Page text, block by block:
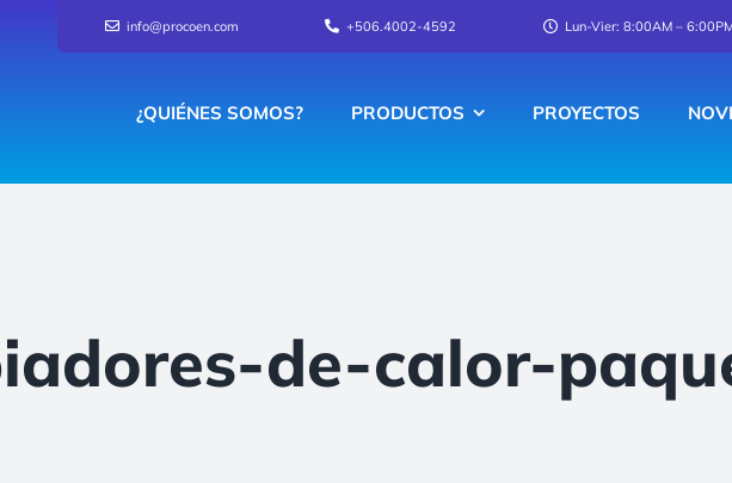
info@procoen.com +506.4002-4592 Lun-Vier: 8:00AM –
¿QUIÉNES SOMOS? PRODUCTOS PROYECTOS
de-calor-